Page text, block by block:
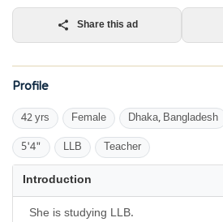
Share this ad
Profile
42 yrs Female Dhaka, Bangladesh
5'4" LLB Teacher
Introduction
She is studying LLB.